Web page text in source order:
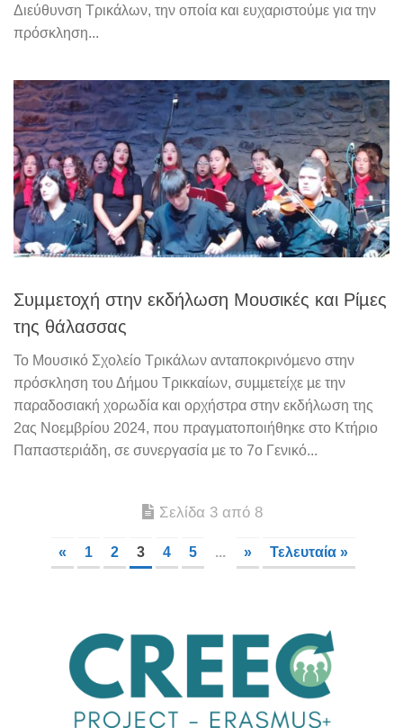
Διεύθυνση Τρικάλων, την οποία και ευχαριστούμε για την
πρόσκληση...
Συµµετοχή στην εκδήλωση Μουσικές και Ρίµες
της θάλασσας
Το Μουσικό Σχολείο Τρικάλων ανταποκρινόµενο στην
πρόσκληση του Δήµου Τρικκαίων, συµµετείχε µε την
παραδοσιακή χορωδία και ορχήστρα στην εκδήλωση της
2ας Νοεµβρίου 2024, που πραγµατοποιήθηκε στο Κτήριο
Παπαστεριάδη, σε συνεργασία µε το 7ο Γενικό...
Σελίδα 3 από 8
« 1 2 3 4 5 ... » Τελευταία »